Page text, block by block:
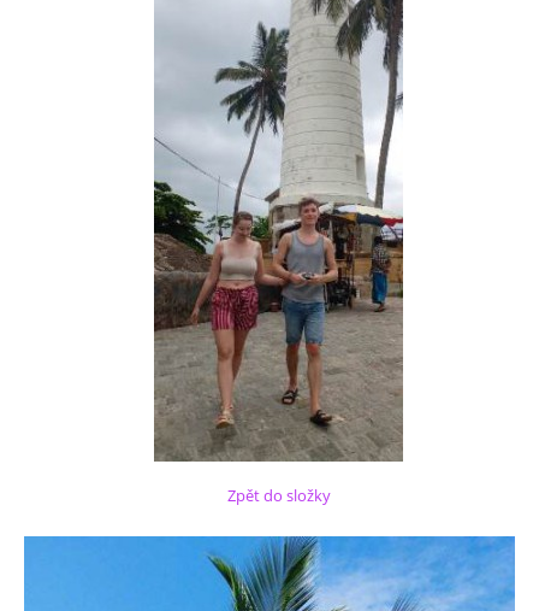
Zpět do složky